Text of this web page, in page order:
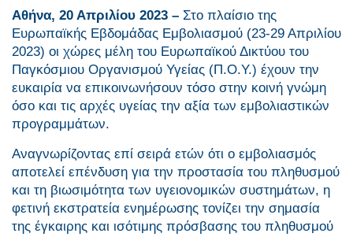
Αθήνα, 20 Απριλίου 2023 – Στο πλαίσιο της
Ευρωπαϊκής Εβδομάδας Εμβολιασμού (23-29 Απριλίου
2023) οι χώρες μέλη του Ευρωπαϊκού Δικτύου του
Παγκόσμιου Οργανισμού Υγείας (Π.Ο.Υ.) έχουν την
ευκαιρία να επικοινωνήσουν τόσο στην κοινή γνώμη
όσο και τις αρχές υγείας την αξία των εμβολιαστικών
προγραμμάτων.
Αναγνωρίζοντας επί σειρά ετών ότι ο εμβολιασμός
αποτελεί επένδυση για την προστασία του πληθυσμού
και τη βιωσιμότητα των υγειονομικών συστημάτων, η
φετινή εκστρατεία ενημέρωσης τονίζει την σημασία
της έγκαιρης και ισότιμης πρόσβασης του πληθυσμού